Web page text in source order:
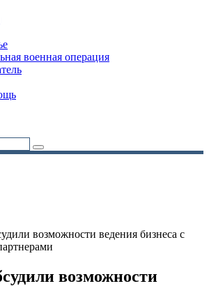
военная операция
возможности ведения бизнеса с
возможности